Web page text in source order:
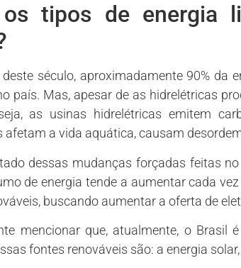
os tipos de energia
século, aproximadamente 90% da
país. Mas, apesar de as hidrelétricas
as usinas hidrelétricas emitem
afetam a vida aquática, causam
dessas mudanças forçadas feitas
de energia tende a aumentar cada
buscando aumentar a oferta de
mencionar que, atualmente, o Brasil
fontes renováveis são: a energia